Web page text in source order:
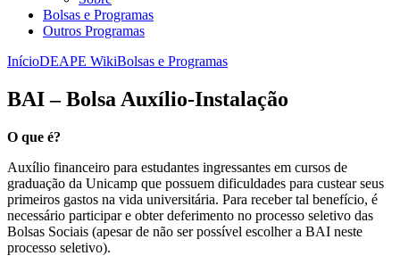
Bolsas e Programas
Outros Programas
InícioDEAPE WikiBolsas e Programas
BAI – Bolsa Auxílio-Instalação
O que é?
Auxílio financeiro para estudantes ingressantes em cursos de
graduação da Unicamp que possuem dificuldades para custear seus
primeiros gastos na vida universitária. Para receber tal benefício, é
necessário participar e obter deferimento no processo seletivo das
Bolsas Sociais (apesar de não ser possível escolher a BAI neste
processo seletivo).